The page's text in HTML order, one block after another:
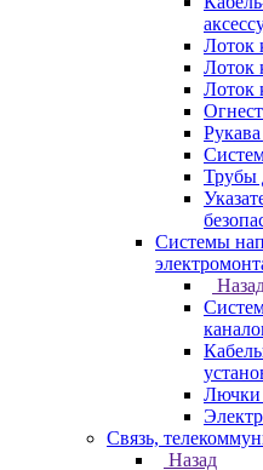
Лоток
Лоток
Лоток
Трубы
Системы
Лючки
Связь,
Назад